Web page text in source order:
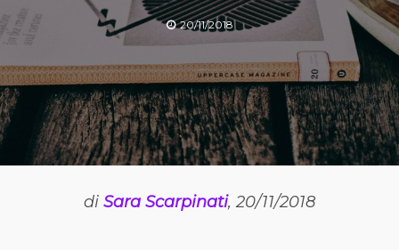
20/11/2018
di Sara Scarpinati, 20/11/2018